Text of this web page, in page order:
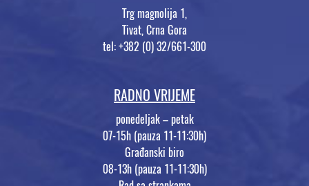
Trg magnolija 1,
Tivat, Crna Gora
tel: +382 (0) 32/661-300
RADNO VRIJEME
ponedeljak – petak
07-15h (pauza 11-11:30h)
Građanski biro
08-13h (pauza 11-11:30h)